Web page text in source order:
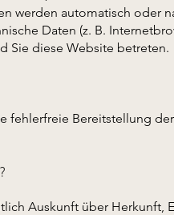
werden automatisch oder
Daten (z. B.
Sie diese Website betreten.
fehlerfreie Bereitstellung
Auskunft über